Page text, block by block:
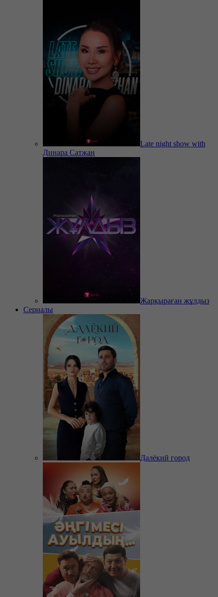
Late night show with
Динара Сатжан
Жарқыраған жұлдыз
Сериалы
Далёкий город